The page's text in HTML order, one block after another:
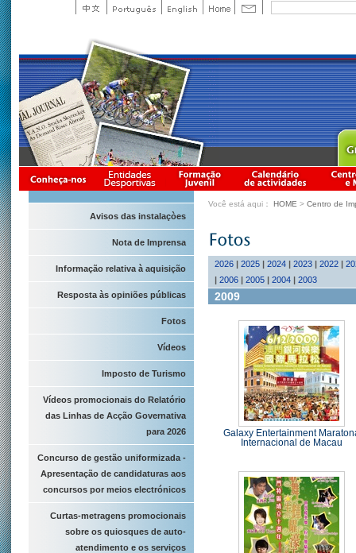
Avisos das instalaçòes
Nota de Imprensa
Informação relativa à aquisição
Resposta às opiniões públicas
Fotos
Vídeos
Imposto de Turismo
Vídeos promocionais do Relatório
das Linhas de Acção Governativa
para 2026
Concurso de gestão uniformizada -
Apresentação de candidaturas aos
concursos por meios electrónicos
Curtas-metragens promocionais
sobre os quiosques de auto-
atendimento e os serviços
Você está aqui： HOME > Centro de
2026 | 2025 | 2024 | 2023 | 2022 |
| 2006 | 2005 | 2004 | 2003
2009
Galaxy Entertainment
Internacional de Macau